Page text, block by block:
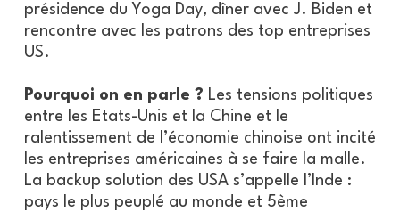
présidence du Yoga Day, dîner avec J. Biden et
rencontre avec les patrons des top entreprises
US.
Pourquoi on en parle ? Les tensions politiques
entre les Etats-Unis et la Chine et le
ralentissement de l’économie chinoise ont incité
les entreprises américaines à se faire la malle.
La backup solution des USA s’appelle l’Inde :
pays le plus peuplé au monde et 5ème